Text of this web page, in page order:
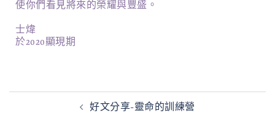
使你們看見將來的榮耀與豐盛。
士煒
於2020顯現期
好文分享-靈命的訓練營